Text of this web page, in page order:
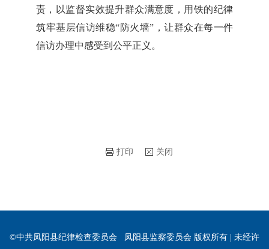
责，以监督实效提升群众满意度，用铁的纪律
筑牢基层信访维稳“防火墙”，让群众在每一件
信访办理中感受到公平正义。
打印 关闭
©中共凤阳县纪律检查委员会 凤阳县监察委员会 版权所有 | 未经许